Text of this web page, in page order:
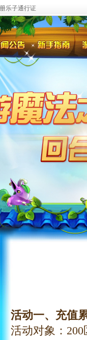
乐子通行证
活动一、充值
活动对象：